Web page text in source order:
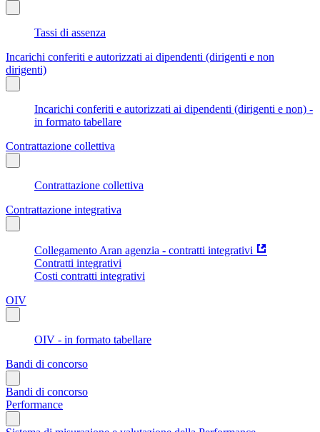
Tassi di assenza
Incarichi conferiti e autorizzati ai dipendenti (dirigenti e non
dirigenti)
Incarichi conferiti e autorizzati ai dipendenti (dirigenti e non) -
in formato tabellare
Contrattazione collettiva
Contrattazione collettiva
Contrattazione integrativa
Collegamento Aran agenzia - contratti integrativi
Contratti integrativi
Costi contratti integrativi
OIV
OIV - in formato tabellare
Bandi di concorso
Bandi di concorso
Performance